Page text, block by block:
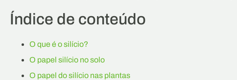
Índice de conteúdo
O que é o silício?
O papel silício no solo
O papel do silício nas plantas